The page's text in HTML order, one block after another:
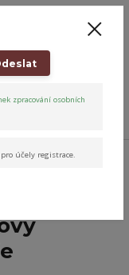
Dárkové balíčky
zpracování osobních
pro účely registrace.